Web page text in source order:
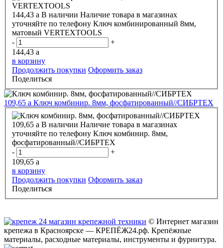
144,43 a В наличии Наличие товара в магазинах
уточняйте по телефону Ключ комбинированный 8мм,
матовый VERTEXTOOLS
-
+
144,43 a
в корзину
Продолжить покупки Оформить заказ
Поделиться
109,65 a Ключ комбинир. 8мм, фосфатированный//СИБРТЕХ
109,65 a В наличии Наличие товара в магазинах
уточняйте по телефону Ключ комбинир. 8мм,
фосфатированный//СИБРТЕХ
-
+
109,65 a
в корзину
Продолжить покупки Оформить заказ
Поделиться
© Интернет магазин
крепежа в Красноярске — КРЕПЁЖ24.рф. Крепёжные
материалы, расходные материалы, инструменты и фурнитура.